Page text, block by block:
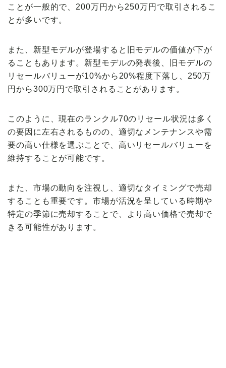
ことが一般的で、200万円から250万円で取引されるこ
とが多いです。
また、新型モデルが登場すると旧モデルの価値が下が
ることもあります。新型モデルの発表後、旧モデルの
リセールバリューが10%から20%程度下落し、250万
円から300万円で取引されることがあります。
このように、現在のランクル70のリセール状況は多く
の要因に左右されるものの、適切なメンテナンスや需
要の高い仕様を選ぶことで、高いリセールバリューを
維持することが可能です。
また、市場の動向を注視し、適切なタイミングで売却
することも重要です。市場が活況を呈している時期や
特定の季節に売却することで、より高い価格で売却で
きる可能性があります。